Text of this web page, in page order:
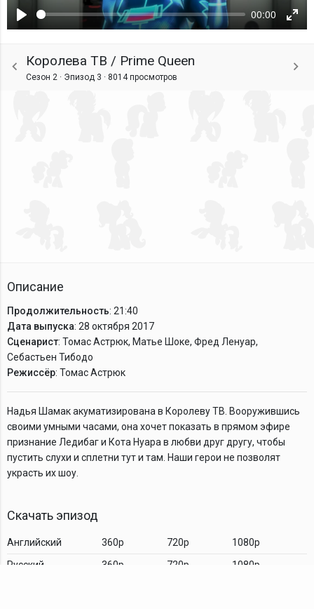
Воспроизвести
00:00
Королева ТВ / Prime Queen
Сезон 2 · Эпизод 3 · 8014 просмотров
Описание
Продолжительность: 21:40
Дата выпуска: 28 октября 2017
Сценарист: Томас Астрюк, Матье Шоке, Фред Ленуар,
Себастьен Тибодо
Режиссёр: Томас Астрюк
Надья Шамак акуматизирована в Королеву ТВ. Вооружившись
своими умными часами, она хочет показать в прямом эфире
признание Ледибаг и Кота Нуара в любви друг другу, чтобы
пустить слухи и сплетни тут и там. Наши герои не позволят
украсть их шоу.
Скачать эпизод
Английский 360p 720p
1080p
Русский
360p 720p 1080p